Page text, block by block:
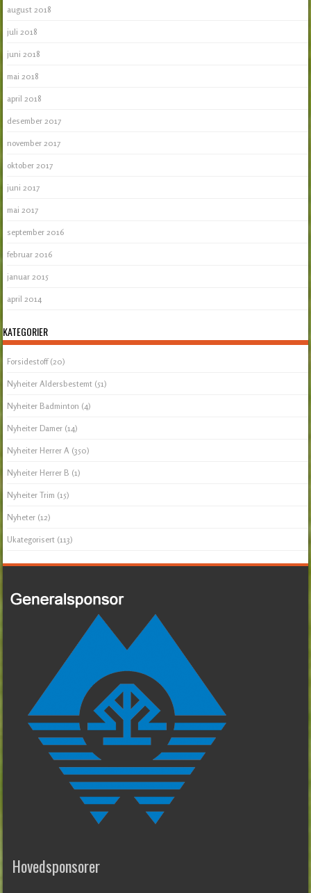
august 2018
juli 2018
juni 2018
mai 2018
april 2018
desember 2017
november 2017
oktober 2017
juni 2017
mai 2017
september 2016
februar 2016
januar 2015
april 2014
KATEGORIER
Forsidestoff(20)
Nyheiter Aldersbestemt (51)
Nyheiter Badminton (4)
Nyheiter Damer (14)
Nyheiter Herrer A (350)
Nyheiter Herrer B (1)
Nyheiter Trim (15)
Nyheter (12)
Ukategorisert (113)
Hovedsponsorer